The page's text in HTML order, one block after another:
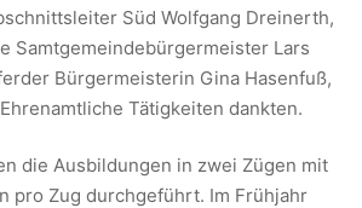
Süd Wolfgang Dreinerth,
Samtgemeindebürgermeister Lars
Bürgermeisterin Gina Hasenfuß,
Tätigkeiten dankten.
die Ausbildungen in zwei Zügen mit
pro Zug durchgeführt. Im Frühjahr